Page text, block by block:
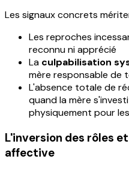
Les signaux concrets
Les reproches
reconnu ni apprécié
La culpabilisation
mère responsable de
L'absence totale de
quand la mère
physiquement pour
L'inversion des rôles
affective